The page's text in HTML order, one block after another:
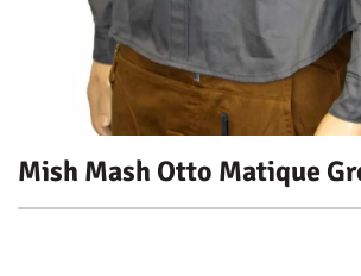
Mish Mash Otto Matique